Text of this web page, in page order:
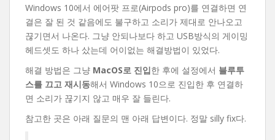
Windows 10에서 에어팟 프로(Airpods pro)를 연결하면 연
결은 잘 된 것 같음에도 불구하고 소리가 제대로 안나오고
끊기면서 나온다. 그냥 안되나보다 하고 USB방식의 게이밍
헤드셋도 하나 샀는데 어이없는 해결방법이 있었다.
해결 방법은 그냥 MacOS로 진입한 후에 설정에서 블루투
스를 끄고 재시동해서 Windows 10으로 진입한 후 연결하
면 소리가 끊기지 않고 매우 잘 들린다.
참고한 곳은 아래 질문의 맨 아래 답변이다. 정말 silly fix다.